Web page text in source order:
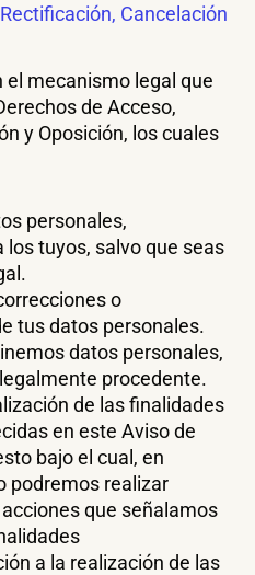
Cancelación
el mecanismo legal que
de Acceso,
y Oposición, los cuales
personales,
tuyos, salvo que seas
o
tus datos personales.
datos personales,
procedente.
de las finalidades
en este Aviso de
bajo el cual, en
podremos realizar
que señalamos
a la realización de las